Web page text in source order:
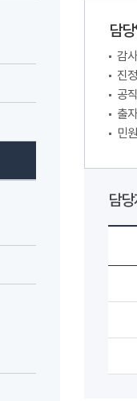
담
감
진
공
출
민
담